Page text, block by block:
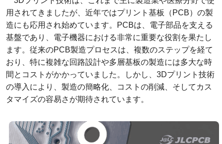
用されてきましたが、近年ではプリント基板（PCB）の製
造にも応用され始めています。PCBは、電子部品を支える
基盤であり、電子機器における非常に重要な役割を果たし
ます。従来のPCB製造プロセスは、複数のステップを経て
おり、特に複雑な回路設計や多層基板の製造には多大な時
間とコストがかかっていました。しかし、3Dプリント技術
の導入により、製造の簡略化、コストの削減、そしてカス
タマイズの容易さが期待されています。